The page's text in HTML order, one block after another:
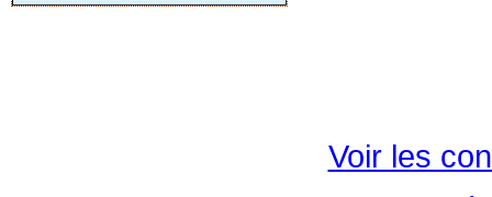
Voir les